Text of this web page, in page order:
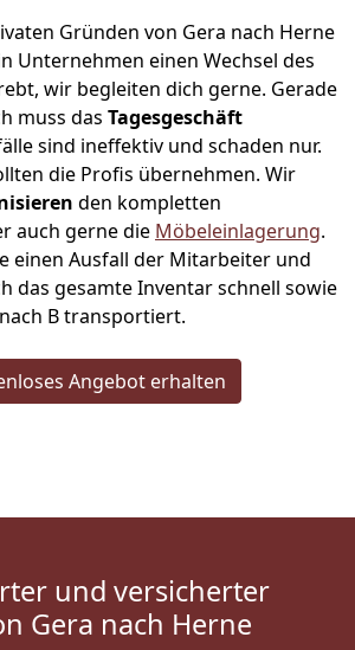
Gründen von Gera nach Herne
Unternehmen einen Wechsel des
wir begleiten dich gerne. Gerade
muss das Tagesgeschäft
sind ineffektiv und schaden nur.
die Profis übernehmen. Wir
den kompletten
auch gerne die Möbeleinlagerung.
einen Ausfall der Mitarbeiter und
das gesamte Inventar schnell sowie
B transportiert.
Angebot erhalten
und versicherter
Gera nach Herne